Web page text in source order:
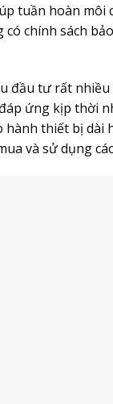
tuần hoàn
có chính sách
tư rất
ứng kịp thời
hành thiết bị
và sử dụng